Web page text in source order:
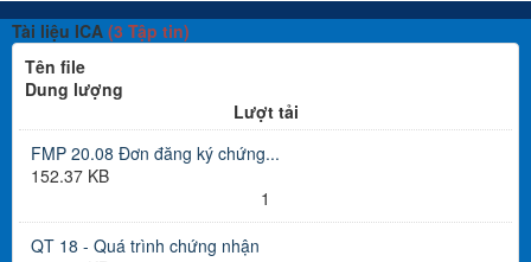
Tài liệu ICA (3 Tập tin)
Tên file
Dung lượng
Lượt tải
FMP 20.08 Đơn đăng ký chứng...
152.37 KB
1
QT 18 - Quá trình chứng nhận